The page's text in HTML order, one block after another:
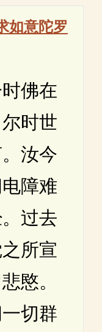
如意陀罗
佛在
时世
汝今
障难
过去
所宣
愍。
切群